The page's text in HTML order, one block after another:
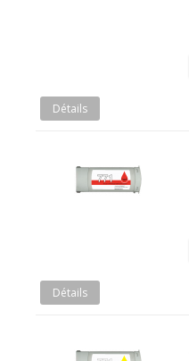
Détails
Détails